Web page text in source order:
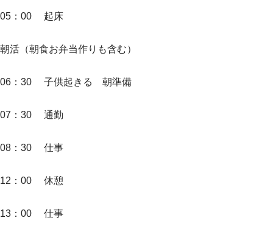
05：00 起床
朝活（朝食お弁当作りも含む）
06：30 子供起きる 朝準備
07：30 通勤
08：30 仕事
12：00 休憩
13：00 仕事